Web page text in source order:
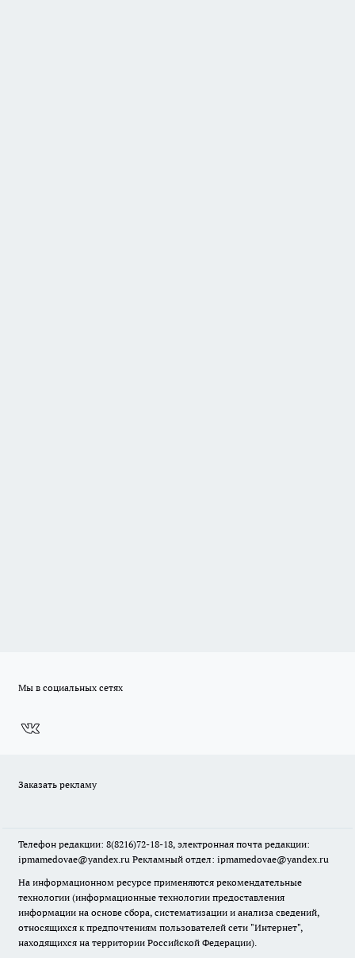
Мы в социальных сетях
Заказать рекламу
Телефон редакции: 8(8216)72-18-18, электронная почта редакции:
ipmamedovae@yandex.ru Рекламный отдел: ipmamedovae@yandex.ru
На информационном ресурсе применяются рекомендательные
технологии (информационные технологии предоставления
информации на основе сбора, систематизации и анализа сведений,
относящихся к предпочтениям пользователей сети "Интернет",
находящихся на территории Российской Федерации).